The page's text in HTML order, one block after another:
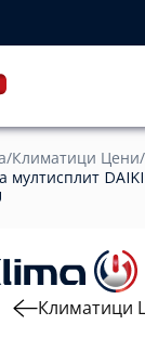
/Климатици Цени/
Климатици